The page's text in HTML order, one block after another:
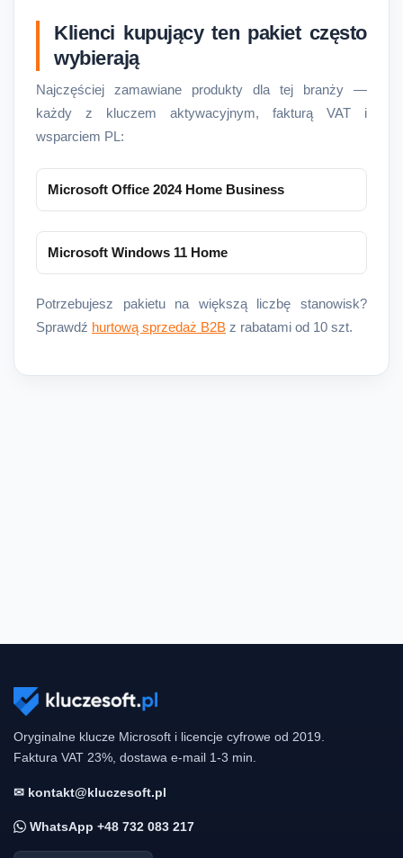
Klienci kupujący ten pakiet często
wybierają
Najczęściej zamawiane produkty dla tej branży —
każdy z kluczem aktywacyjnym, fakturą VAT i
wsparciem PL:
Microsoft Office 2024 Home Business
Microsoft Windows 11 Home
Potrzebujesz pakietu na większą liczbę stanowisk?
Sprawdź hurtową sprzedaż B2B z rabatami od 10 szt.
Oryginalne klucze Microsoft i licencje cyfrowe od 2019.
Faktura VAT 23%, dostawa e-mail 1-3 min.
✉ kontakt@kluczesoft.pl
WhatsApp +48 732 083 217